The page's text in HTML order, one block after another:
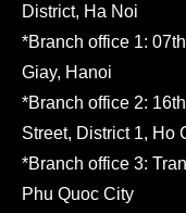
District, Ha Noi
*Branch office 1:
Giay, Hanoi
*Branch office 2:
Street, District 1, Ho
*Branch office 3:
Phu Quoc City